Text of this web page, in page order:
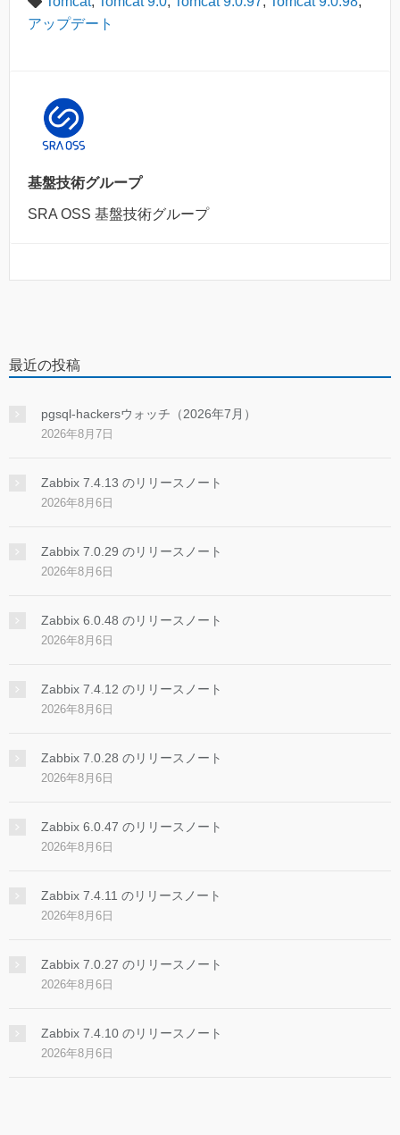
アップデート
基盤技術グループ
SRA OSS 基盤技術グループ
最近の投稿
pgsql-hackersウォッチ（2026年7月）
2026年8月7日
Zabbix 7.4.13 のリリースノート
2026年8月6日
Zabbix 7.0.29 のリリースノート
2026年8月6日
Zabbix 6.0.48 のリリースノート
2026年8月6日
Zabbix 7.4.12 のリリースノート
2026年8月6日
Zabbix 7.0.28 のリリースノート
2026年8月6日
Zabbix 6.0.47 のリリースノート
2026年8月6日
Zabbix 7.4.11 のリリースノート
2026年8月6日
Zabbix 7.0.27 のリリースノート
2026年8月6日
Zabbix 7.4.10 のリリースノート
2026年8月6日